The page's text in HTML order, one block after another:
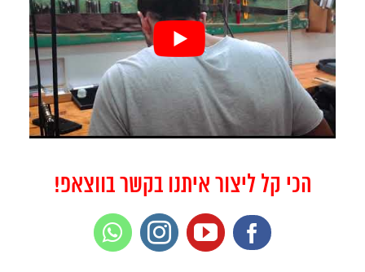
הכי קל ליצור איתנו בקשר בווצאפ!